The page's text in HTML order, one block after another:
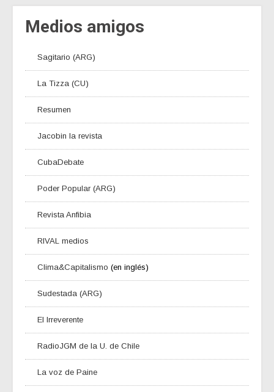
Medios amigos
Sagitario (ARG)
La Tizza (CU)
Resumen
Jacobin la revista
CubaDebate
Poder Popular (ARG)
Revista Anfibia
RIVAL medios
Clima&Capitalismo (en inglés)
Sudestada (ARG)
El Irreverente
RadioJGM de la U. de Chile
La voz de Paine